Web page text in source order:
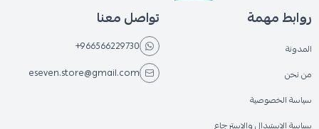
روابط مهمة
المدونة
من نحن
سياسة الخصوصية
سياسة الاستبدال والاسترجاع
تواصل معنا
+966566229730
eseven.store@gmail.com